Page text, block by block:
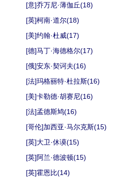
[意]乔万尼·薄伽丘(18)
[英]柯南·道尔(18)
[美]约翰·杜威(17)
[德]马丁·海德格尔(17)
[俄]安东·契诃夫(16)
[法]玛格丽特·杜拉斯(16)
[美]卡勒德·胡赛尼(16)
[法]孟德斯鸠(16)
[哥伦]加西亚·马尔克斯(15)
[英]大卫·休谟(15)
[英]阿兰·德波顿(15)
[英]霍恩比(14)